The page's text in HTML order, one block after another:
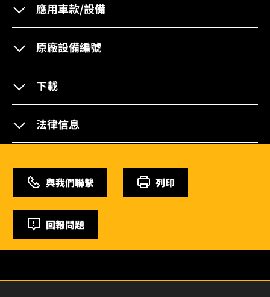
應用車款/設備
原廠設備編號
下載
法律信息
與我們聯繫 列印
回報問題